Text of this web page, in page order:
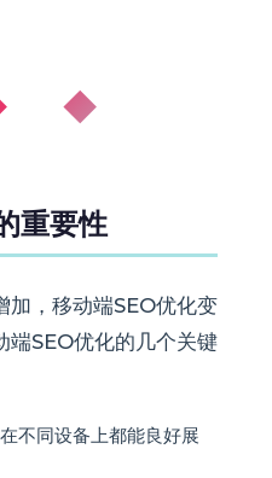
◆
重要性
加，移动端SEO优化变
端SEO优化的几个关键
不同设备上都能良好展